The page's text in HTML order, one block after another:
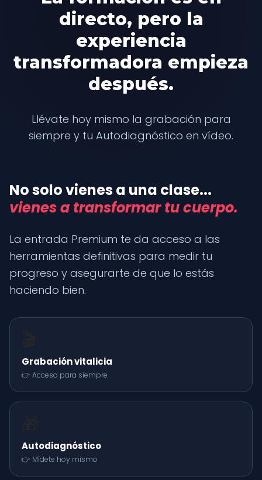
directo, pero la
experiencia
transformadora empieza
después.
Llévate hoy mismo la grabación para
siempre y tu Autodiagnóstico en vídeo.
No solo vienes a una clase...
vienes a transformar tu cuerpo.
La entrada Premium te da acceso a las
herramientas definitivas para medir tu
progreso y asegurarte de que lo estás
haciendo bien.
Grabación vitalicia
👉 Acceso para siempre
Autodiagnóstico
👉 Mídete hoy mismo